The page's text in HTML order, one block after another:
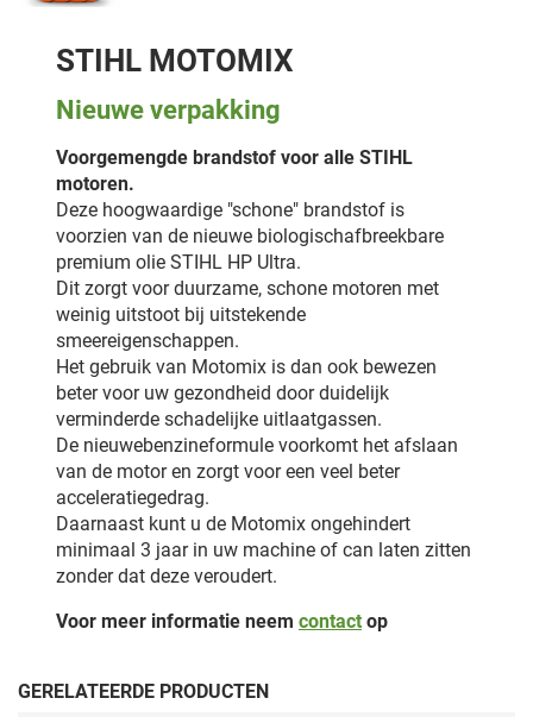
STIHL MOTOMIX
Nieuwe verpakking
Voorgemengde brandstof voor alle STIHL
motoren.
Deze hoogwaardige "schone" brandstof is
voorzien van de nieuwe biologischafbreekbare
premium olie STIHL HP Ultra.
Dit zorgt voor duurzame, schone motoren met
weinig uitstoot bij uitstekende
smeereigenschappen.
Het gebruik van Motomix is dan ook bewezen
beter voor uw gezondheid door duidelijk
verminderde schadelijke uitlaatgassen.
De nieuwebenzineformule voorkomt het afslaan
van de motor en zorgt voor een veel beter
acceleratiegedrag.
Daarnaast kunt u de Motomix ongehindert
minimaal 3 jaar in uw machine of can laten zitten
zonder dat deze veroudert.
Voor meer informatie neem contactop
GERELATEERDE PRODUCTEN